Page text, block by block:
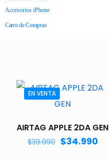
Accesorios iPhone
Carro de Compras
EN VENTA
AIRTAG APPLE 2DA GEN
$39.990 $34.990